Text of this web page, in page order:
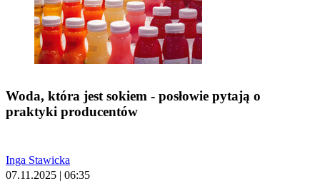
Woda, która jest sokiem - posłowie pytają o
praktyki producentów
Inga Stawicka
07.11.2025 | 06:35